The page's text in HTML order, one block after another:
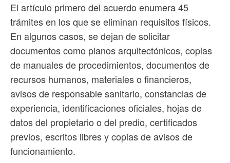
El artículo primero del acuerdo enumera 45
trámites en los que se eliminan requisitos físicos.
En algunos casos, se dejan de solicitar
documentos como planos arquitectónicos, copias
de manuales de procedimientos, documentos de
recursos humanos, materiales o financieros,
avisos de responsable sanitario, constancias de
experiencia, identificaciones oficiales, hojas de
datos del propietario o del predio, certificados
previos, escritos libres y copias de avisos de
funcionamiento.